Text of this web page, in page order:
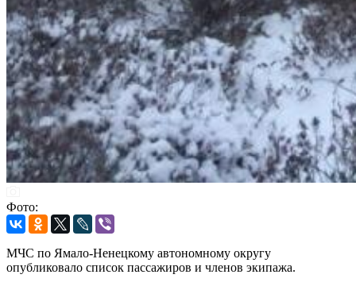
Фото:
МЧС по Ямало-Ненецкому автономному округу
опубликовало список пассажиров и членов экипажа.